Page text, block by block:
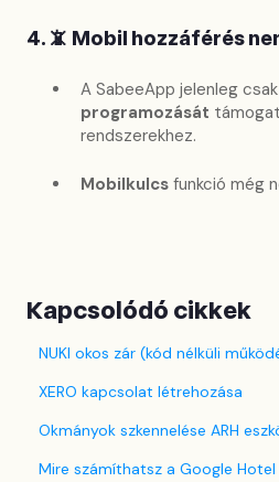
4. 📵 Mobil hozzáférés
A SabeeApp jelenleg csak
programozását
rendszerekhez.
Mobilkulcs funkció még
Kapcsolódó cikkek
NUKI okos zár (kód nélküli
XERO kapcsolat létrehozása
Okmányok szkennelése ARH
Mire számíthatsz a Google